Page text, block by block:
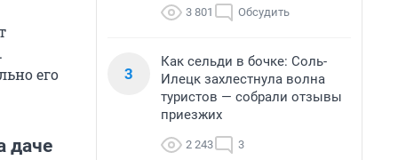
его
даче
3 801 Обсудить
3
Как сельди в бочке: Соль-
Илецк захлестнула волна
туристов — собрали отзывы
приезжих
2 243 3